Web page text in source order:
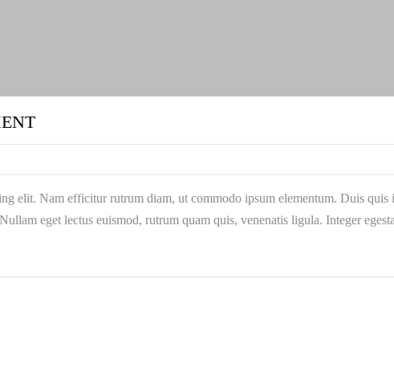
elit. Nam efficitur rutrum diam, ut commodo ipsum elementum. Duis quis
eget lectus euismod, rutrum quam quis, venenatis ligula. Integer